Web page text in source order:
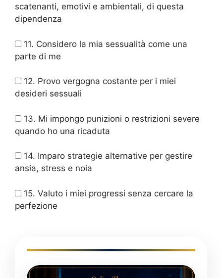
scatenanti, emotivi e ambientali, di questa
dipendenza
11. Considero la mia sessualità come una
parte di me
12. Provo vergogna costante per i miei
desideri sessuali
13. Mi impongo punizioni o restrizioni severe
quando ho una ricaduta
14. Imparo strategie alternative per gestire
ansia, stress e noia
15. Valuto i miei progressi senza cercare la
perfezione